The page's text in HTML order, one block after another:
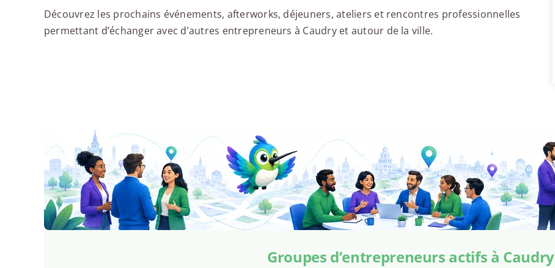
Découvrez les prochains événements, afterworks, déjeuners, ateliers et rencontres professionnelles
permettant d’échanger avec d’autres entrepreneurs à Caudry et autour de la ville.
Groupes d’entrepreneurs actifs à Caudry